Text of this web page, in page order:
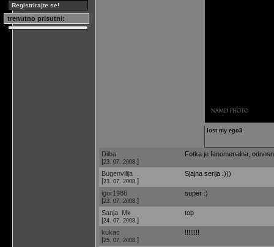
Registrirajte se!
trenutno prisutni:
lost my ego3
Dilba
[23. 07. 2008. ]
Fotka je fenomenalna,
Bugenvilija
[23. 07. 2008. ]
Sjajna serija :)))
igor1986
[23. 07. 2008. ]
super :)
Sanja_Mk
[24. 07. 2008. ]
top
kukac
[25. 07. 2008. ]
!!!!!!!!